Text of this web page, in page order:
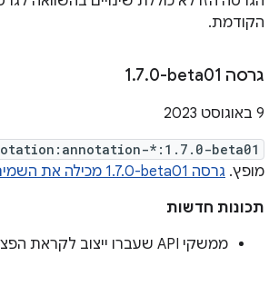
הקודמת.
גרסה ‎1 .7.0-beta01
‫9 באוגוסט 2023
*:1.7.0-beta01
מופץ. גרסה ‎1.7.0-beta01 מכילה את השמירות האלה.
תכונות חדשות
ממשקי API שעברו ייצוב לקראת הפצה